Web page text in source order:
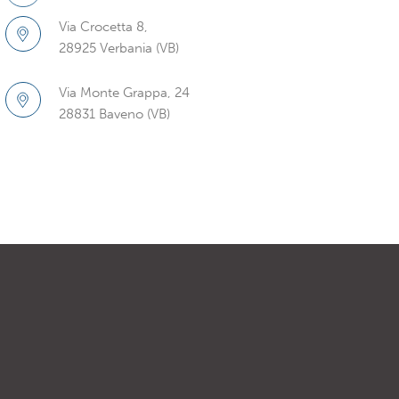
Via Crocetta 8,
28925 Verbania (VB)
Via Monte Grappa, 24
28831 Baveno (VB)